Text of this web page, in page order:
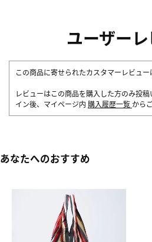
ユーザー
この商品に寄せられたカスタマーレビュー
レビューはこの商品を購入した方のみ投
イン後、マイページ内 購入履歴一覧 から
あなたへのおすすめ